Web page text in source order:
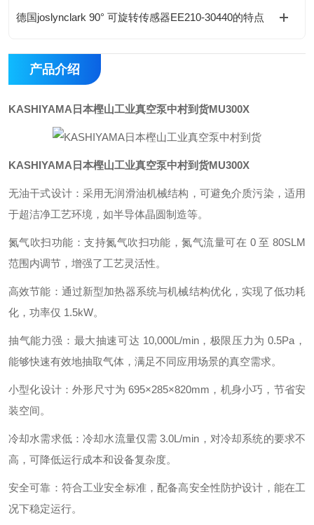
德国joslynclark 90° 可旋转传感器EE210-30440的特点
产品介绍
KASHIYAMA日本樫山工业真空泵中村到货MU300X
KASHIYAMA日本樫山工业真空泵中村到货MU300X
无油干式设计：采用无润滑油机械结构，可避免介质污染，适用
于超洁净工艺环境，如半导体晶圆制造等。
氮气吹扫功能：支持氮气吹扫功能，氮气流量可在 0 至 80SLM
范围内调节，增强了工艺灵活性。
高效节能：通过新型加热器系统与机械结构优化，实现了低功耗
化，功率仅 1.5kW。
抽气能力强：最大抽速可达 10,000L/min，极限压力为 0.5Pa，
能够快速有效地抽取气体，满足不同应用场景的真空需求。
小型化设计：外形尺寸为 695×285×820mm，机身小巧，节省安
装空间。
冷却水需求低：冷却水流量仅需 3.0L/min，对冷却系统的要求不
高，可降低运行成本和设备复杂度。
安全可靠：符合工业安全标准，配备高安全性防护设计，能在工
况下稳定运行。